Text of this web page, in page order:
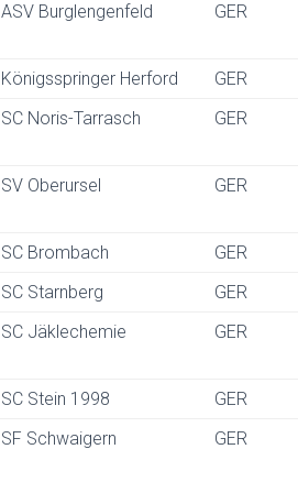
ASV Burglengenfeld GER
Königsspringer Herford
GER
SC Noris-Tarrasch GER
SV Oberursel GER
SC Brombach
GER
SC Starnberg
GER
SC Jäklechemie GER
SC Stein 1998
GER
SF Schwaigern GER